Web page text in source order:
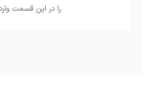
را در این قسمت